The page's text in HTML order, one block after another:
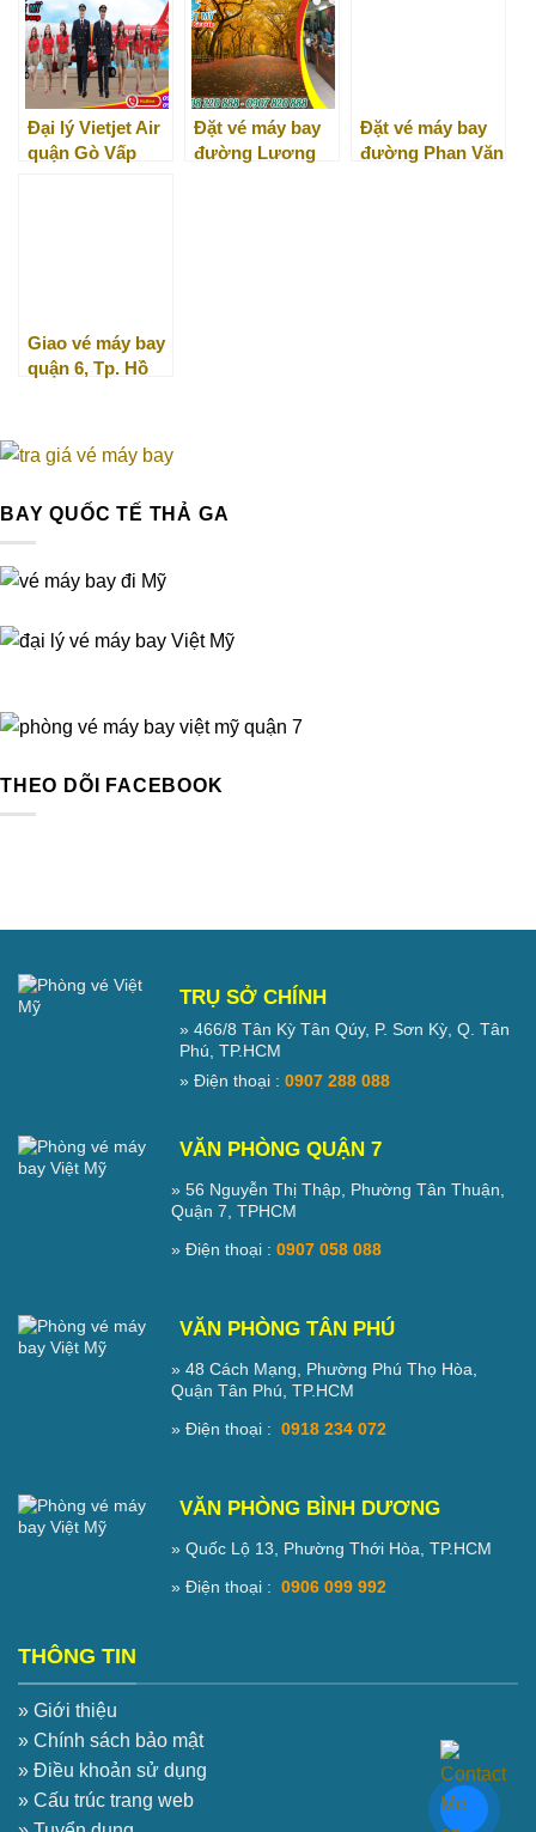
Đại lý Vietjet Air
quận Gò Vấp
Đặt vé máy bay
đường Lương
Đặt vé máy bay
đường Phan Văn
Giao vé máy bay
quận 6, Tp. Hồ
BAY QUỐC TẾ THẢ GA
THEO DÕI FACEBOOK
TRỤ SỞ CHÍNH
» 466/8 Tân Kỳ Tân Qúy, P. Sơn Kỳ, Q. Tân
Phú, TP.HCM
» Điện thoại :0907 288 088
VĂN PHÒNG QUẬN 7
» 56 Nguyễn Thị Thập, Phường Tân Thuận,
Quận 7, TPHCM
» Điện thoại : 0907 058 088
VĂN PHÒNG TÂN PHÚ
» 48 Cách Mạng, Phường Phú Thọ Hòa,
Quận Tân Phú, TP.HCM
» Điện thoại : 0918 234 072
VĂN PHÒNG BÌNH DƯƠNG
» Quốc Lộ 13, Phường Thới Hòa, TP.HCM
» Điện thoại : 0906 099 992
THÔNG TIN
» Giới thiệu
» Chính sách bảo mật
» Điều khoản sử dụng
» Cấu trúc trang web